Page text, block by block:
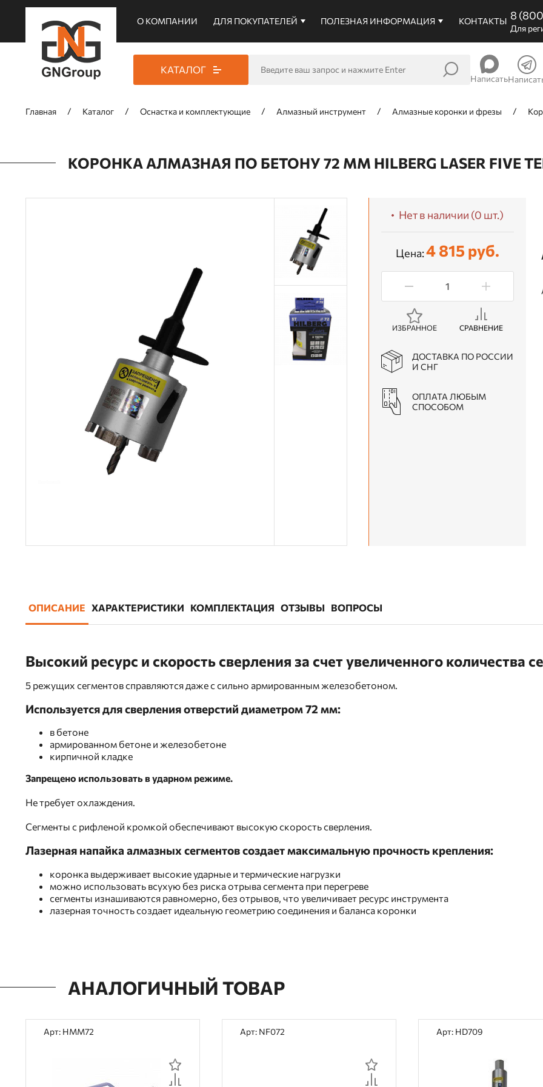
О КОМПАНИИ ДЛЯ ПОКУПАТЕЛЕЙ ПОЛЕЗНАЯ ИНФОРМАЦИЯ КОНТАКТЫ 8
Для
КАТАЛОГ
Написать
Главная Каталог Оснастка и комплектующие Алмазный инструмент Алмазные коронки и фрезы
КОРОНКА АЛМАЗНАЯ ПО БЕТОНУ 72 ММ HILBERG LASER FIVE
Нет в наличии (0 шт.)
Цена:4 815 руб.
ИЗБРАННОЕ СРАВНЕНИЕ
ДОСТАВКА ПО РОССИИ
И СНГ
ОПЛАТА ЛЮБЫМ
СПОСОБОМ
ОПИСАНИЕ ХАРАКТЕРИСТИКИ КОМПЛЕКТАЦИЯ ОТЗЫВЫ ВОПРОСЫ
Высокий ресурс и скорость сверления за счет увеличенного количества
5 режущих сегментов справляются даже с сильно армированным железобетоном.
Используется для сверления отверстий диаметром 72 мм:
в бетоне
армированном бетоне и железобетоне
кирпичной кладке
Запрещено использовать в ударном режиме.
Не требует охлаждения.
Сегменты с рифленой кромкой обеспечивают высокую скорость сверления.
Лазерная напайка алмазных сегментов создает максимальную прочность крепления:
коронка выдерживает высокие ударные и термические нагрузки
можно использовать всухую без риска отрыва сегмента при перегреве
сегменты изнашиваются равномерно, без отрывов, что увеличивает ресурс инструмента
лазерная точность создает идеальную геометрию соединения и баланса коронки
АНАЛОГИЧНЫЙ ТОВАР
Арт: HMM72 Арт: NF072 Арт: HD709